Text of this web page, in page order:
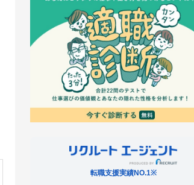
転職支援実績NO.1※